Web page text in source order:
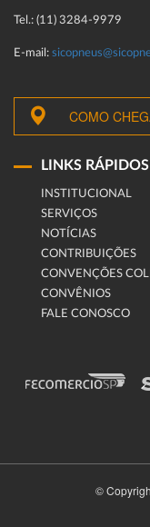
Tel.: (11) 3284-9979
E-mail:
COMO
LINKS RÁPIDOS
INSTITUCIONAL
SERVIÇOS
NOTÍCIAS
CONTRIBUIÇÕES
CONVENÇÕES
CONVÊNIOS
FALE CONOSCO
©